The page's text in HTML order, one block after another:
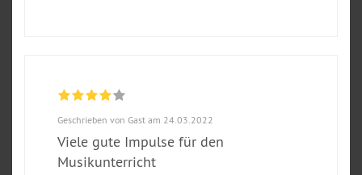
Geschrieben von Gast am 24.03.2022
Viele gute Impulse für den
Musikunterricht